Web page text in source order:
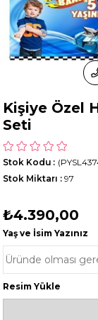
Kişiye Özel
Seti
Stok Kodu
Stok Miktarı : 97
₺4.390,00
Yaş ve İsim Yazınız
Resim Yükle